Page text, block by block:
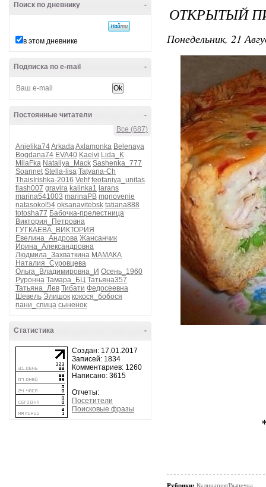
-
Поиск по дневнику
в этом дневнике
-
Подписка по e-mail
-
Постоянные читатели
Все (687)
Anjelika74ArkadaAxlamonka Belenaya
Bogdana74 EVA40 Kaelvi Lida_K
MilaFka Nataliya_Mack Sashenka_777
Soannet Stella-lisa Tatyana-Ch
ThaisIrishka-2016 Vehf feofaniya_unitas
flash007 gravira kalinka1 larans
marina541003 marinaPB mgnovenie
natasokol54 oksanavitebsk tatiana888
totosha77 Бабочка-прелестница
Виктория_Петровна
ГУГКАЕВА_ВИКТОРИЯ
Евелина_Андрова Жансанчик
Ирина_Александровна
Людмила_Захваткина МАМАКА
Наталия_Суровцева
Ольга_Владимировна_И Осень_1960
Руронна Тамара_БЦ Татьяна357
Татьяна_Лев Тибати Федосеевна
Шевель Элишок кокося_бобося
пани_спица сыненок
-
Статистика
Создан: 17.01.2017
Записей: 1834
Комментариев: 1260
Написано: 3615
Отчеты:
Посетители
Поисковые фразы
ОТКРЫТЫЙ
Понедельник, 21
Рубрики: Кулинария/Выпечка